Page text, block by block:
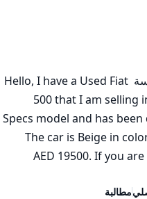
المحرك وعلبة التروس تعملان بسلاسة Hello, I have a Used Fiat
500 that I am selling
Specs model and has
The car is Beige in
AED 19500. If you
مطالبة